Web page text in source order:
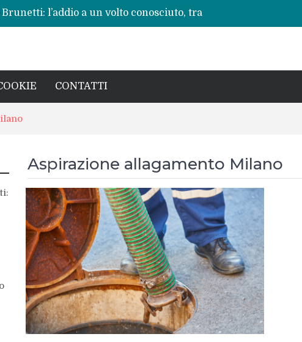
l’addio a un volto conosciuto, tra
di vivere”
treno per la rinascita del centro storico
tra pericoli noti e interventi necessari
Beatrice Agata Mariano e le sfide del
CONTATTI
Aspirazione allagamento Milano